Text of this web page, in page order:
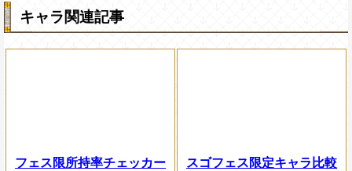
キャラ関連記事
フェス限所持率チェッカー スゴフェス限定キャラ比較